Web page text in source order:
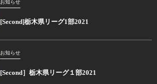
お知らせ
[Second]栃木県リーグ1部2021
お知らせ
[Second］栃木県リーグ１部2021